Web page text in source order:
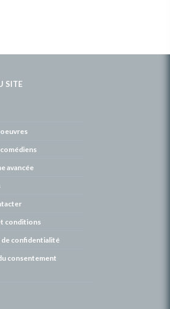
SITE
avancée
conditions
confidentialité
consentement